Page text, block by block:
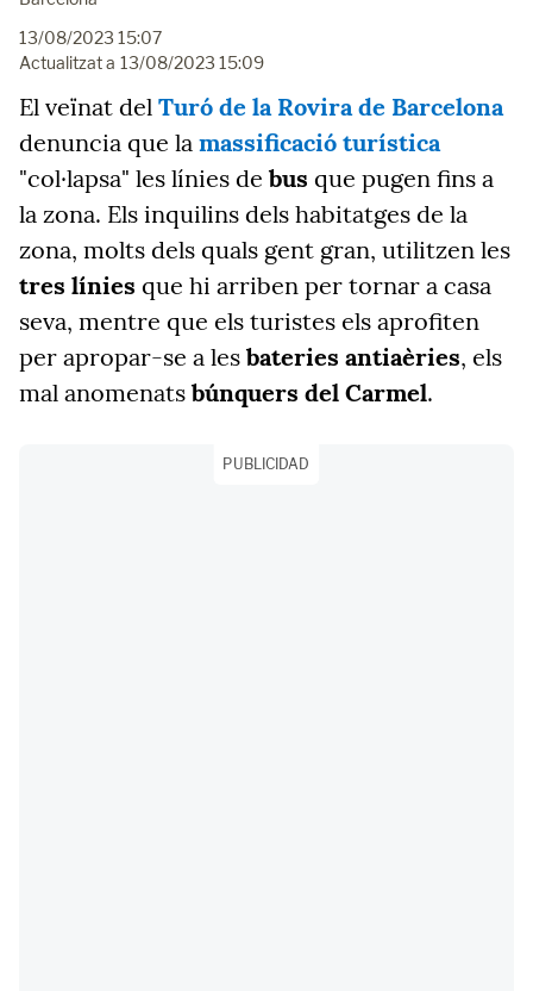
13/08/2023 15:07
Actualitzat a 13/08/2023 15:09
El veïnat del Turó de la Rovira de Barcelona
denuncia que la massificació turística
"col·lapsa" les línies de bus que pugen fins a
la zona. Els inquilins dels habitatges de la
zona, molts dels quals gent gran, utilitzen les
tres línies que hi arriben per tornar a casa
seva, mentre que els turistes els aprofiten
per apropar-se a les bateries antiaèries, els
mal anomenats búnquers del Carmel.
PUBLICIDAD